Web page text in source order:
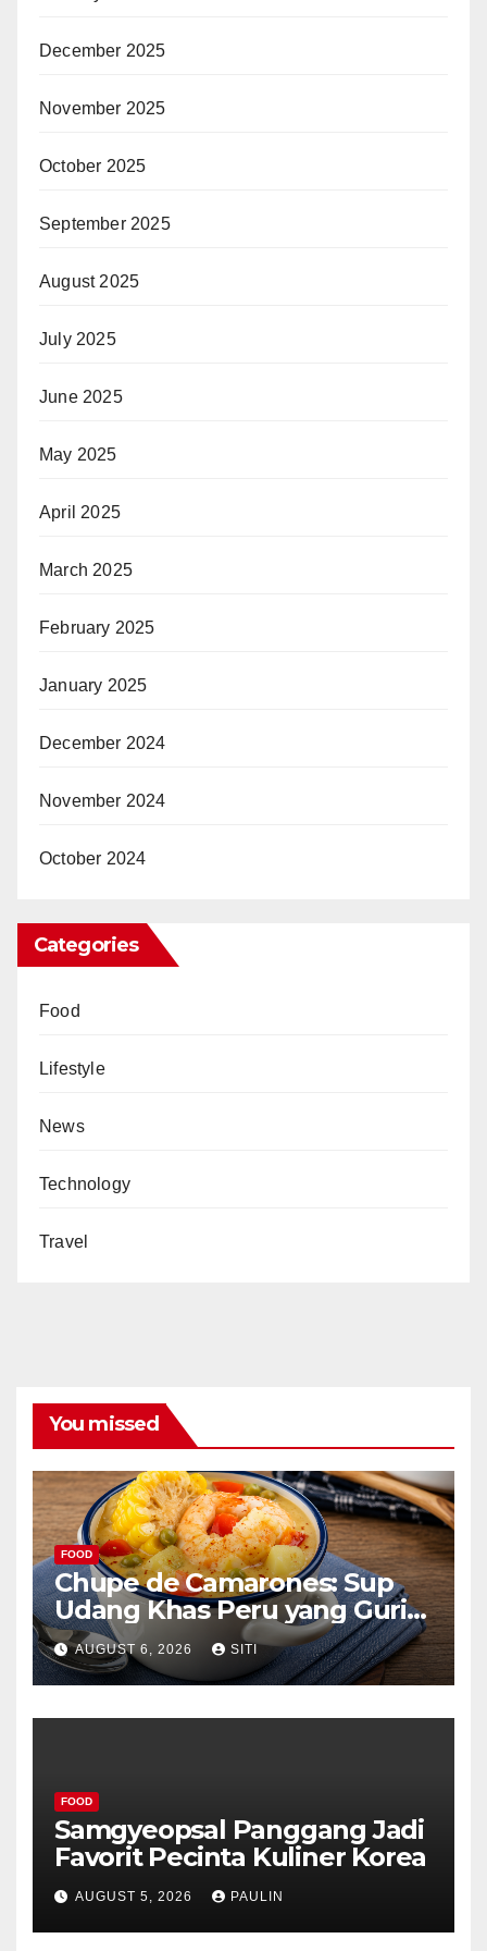
December 2025
November 2025
October 2025
September 2025
August 2025
July 2025
June 2025
May 2025
April 2025
March 2025
February 2025
January 2025
December 2024
November 2024
October 2024
Categories
Food
Lifestyle
News
Technology
Travel
You missed
FOOD
Chupe de Camarones: Sup
Udang Khas Peru yang Gurih
Lezat
AUGUST 6, 2026 SITI
FOOD
Samgyeopsal Panggang Jadi
Favorit Pecinta Kuliner Korea
AUGUST 5, 2026 PAULIN